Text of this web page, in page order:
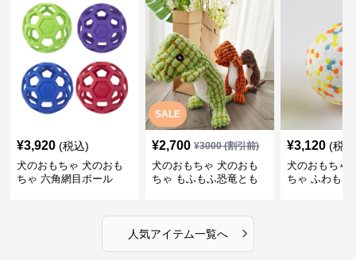
¥3,920 (税込)
犬のおもちゃ 犬のおも
ちゃ 六角網目ボール
SALE
¥2,700 ¥3000(割引前)
犬のおもちゃ 犬のおも
ちゃ もふもふ恐竜とも
¥3,120 (税
犬のおもちゃ
ちゃ ふわもこ
人気アイテム一覧へ ›